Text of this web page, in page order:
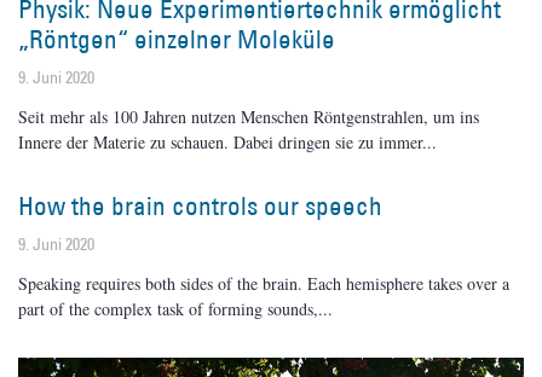
Physik: Neue Experimentiertechnik ermöglicht
„Röntgen“ einzelner Moleküle
9. Juni 2020
Seit mehr als 100 Jahren nutzen Menschen Röntgenstrahlen, um ins
Innere der Materie zu schauen. Dabei dringen sie zu immer
How the brain controls our speech
9. Juni 2020
Speaking requires both sides of the brain. Each hemisphere takes over a
part of the complex task of forming sounds,